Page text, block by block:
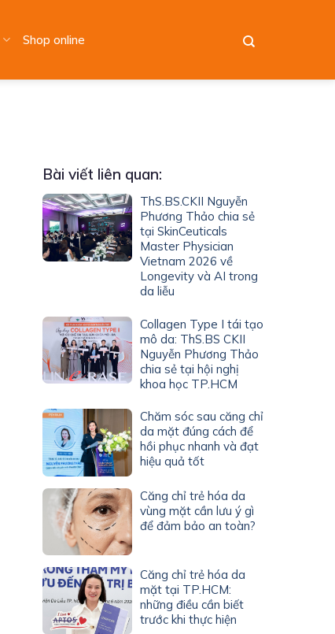
Shop online
Bài viết liên quan:
ThS.BS.CKII Nguyễn
Phương Thảo chia sẻ
tại SkinCeuticals
Master Physician
Vietnam 2026 về
Longevity và AI trong
da liễu
Collagen Type I tái tạo
mô da: ThS.BS CKII
Nguyễn Phương Thảo
chia sẻ tại hội nghị
khoa học TP.HCM
Chăm sóc sau căng chỉ
da mặt đúng cách để
hồi phục nhanh và đạt
hiệu quả tốt
Căng chỉ trẻ hóa da
vùng mặt cần lưu ý gì
để đảm bảo an toàn?
Căng chỉ trẻ hóa da
mặt tại TP.HCM:
những điều cần biết
trước khi thực hiện